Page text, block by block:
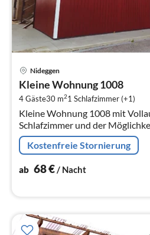
Nideggen
Kleine Wohnung 1008
4 Gäste30 m21 Schlafzimmer (+1)
Kleine Wohnung 1008 mit
Schlafzimmer und der
vierte Person auf der
zu schlafen.(#gerneperdu)
Kostenfreie Stornierung
ab 68€/ Nacht